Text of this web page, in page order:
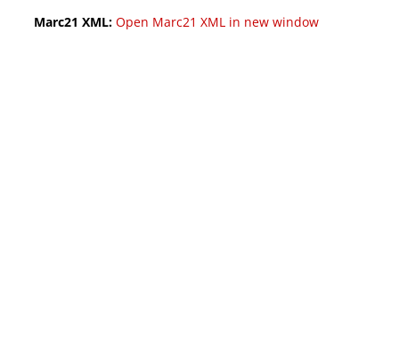
Marc21 XML: Open Marc21 XML in new window